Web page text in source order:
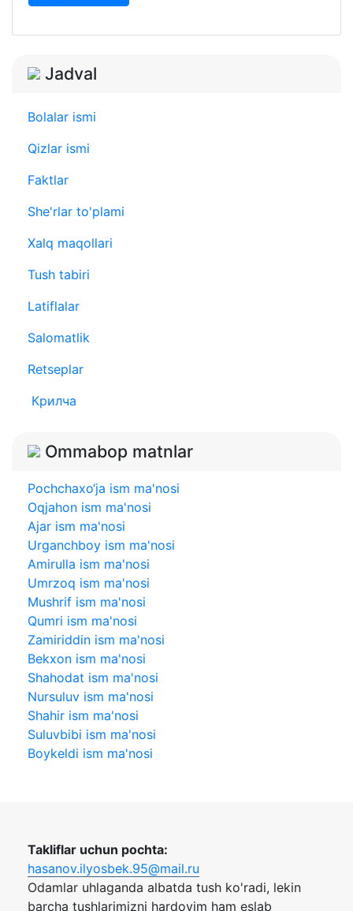
Jadval
Bolalar ismi
Qizlar ismi
Faktlar
She'rlar to'plami
Xalq maqollari
Tush tabiri
Latiflalar
Salomatlik
Retseplar
Крилча
Ommabop matnlar
Pochchaxo‘ja ism ma'nosi
Oqjahon ism ma'nosi
Ajar ism ma'nosi
Urganchboy ism ma'nosi
Amirulla ism ma'nosi
Umrzoq ism ma'nosi
Mushrif ism ma'nosi
Qumri ism ma'nosi
Zamiriddin ism ma'nosi
Bekxon ism ma'nosi
Shahodat ism ma'nosi
Nursuluv ism ma'nosi
Shahir ism ma'nosi
Suluvbibi ism ma'nosi
Boykeldi ism ma'nosi
Takliflar uchun pochta:
hasanov.ilyosbek.95@mail.ru
Odamlar uhlaganda albatda tush ko'radi, lekin
barcha tushlarimizni hardoyim ham eslab